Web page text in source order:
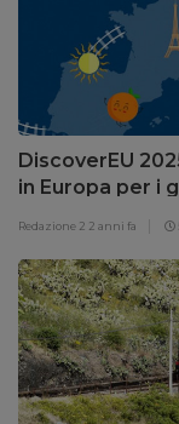
DiscoverEU
in Europa per i
Redazione 2 2 anni fa